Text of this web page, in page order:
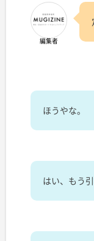
編集者
ほうやな。
はい、もう